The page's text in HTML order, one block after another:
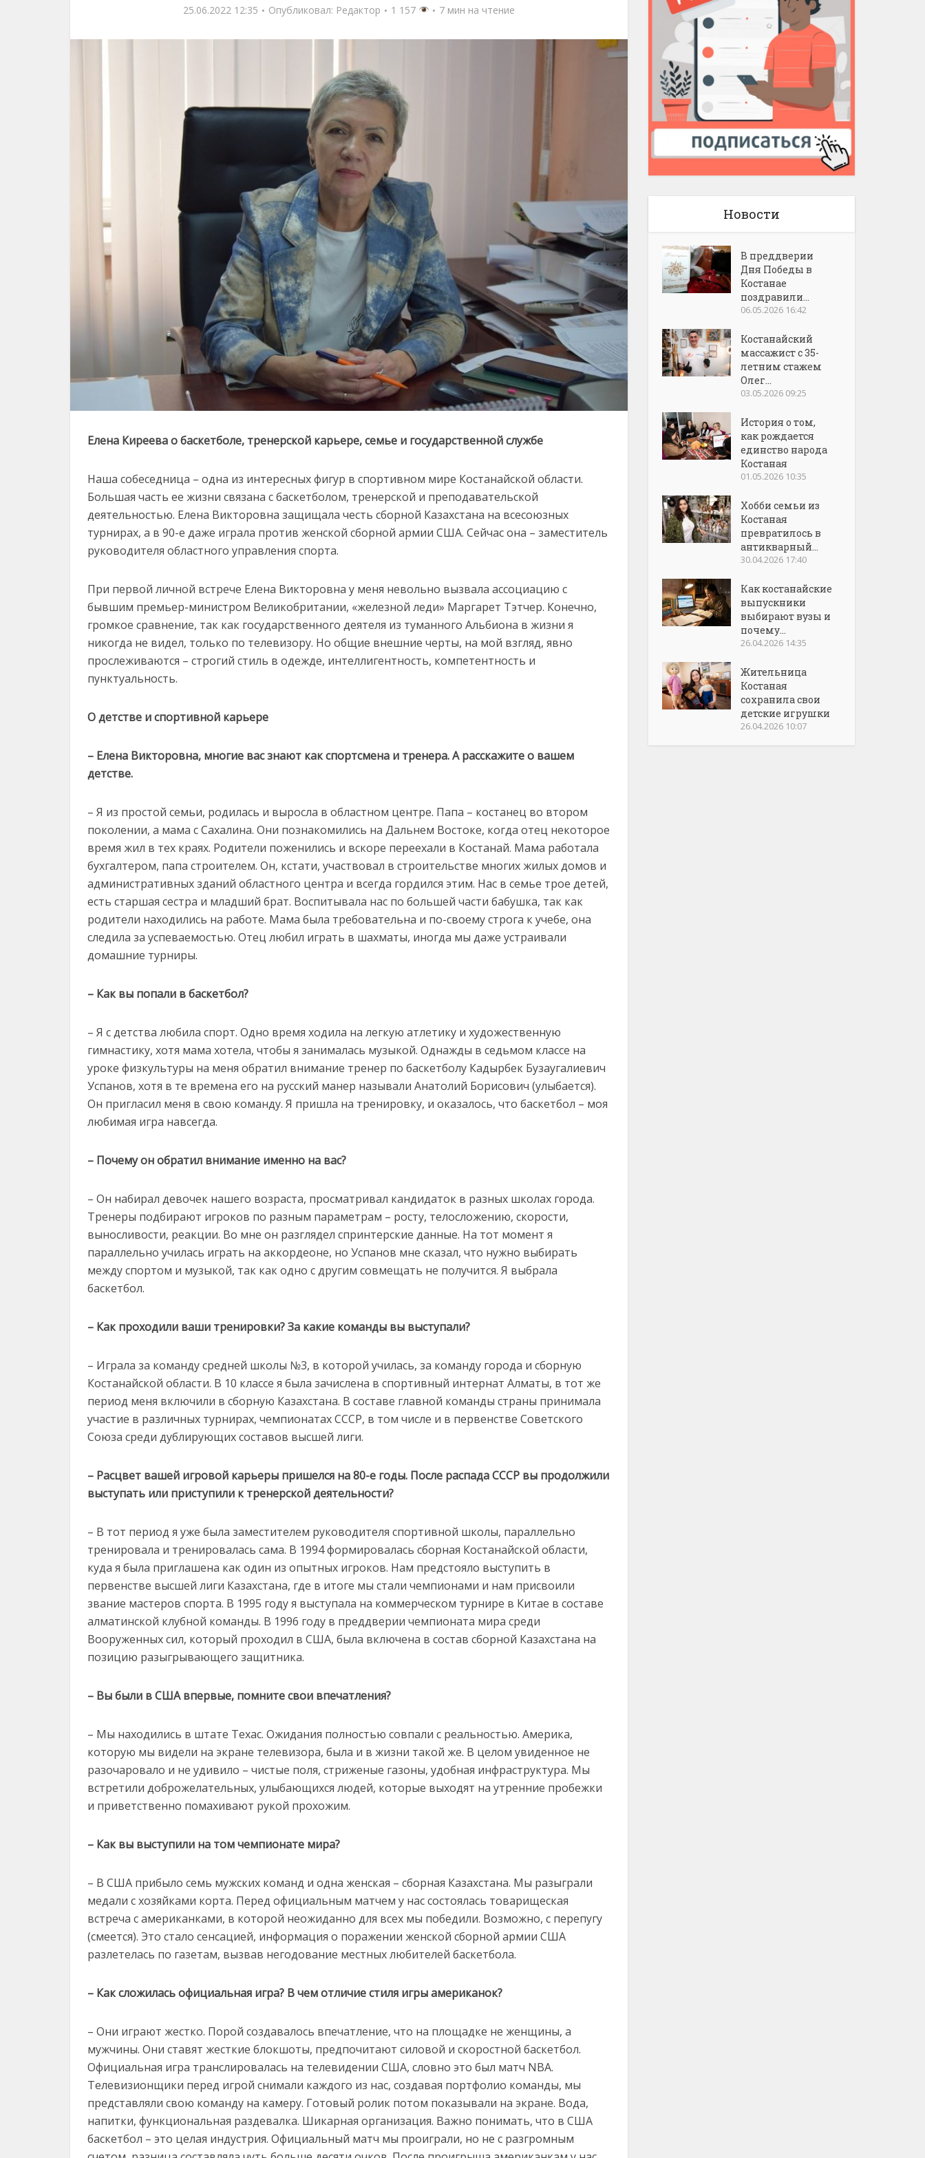
25.06.2022 12:35 Опубликовал: Редактор 1 157 7 мин на чтение
Елена Киреева о баскетболе, тренерской карьере, семье и государственной службе
Наша собеседница – одна из интересных фигур в спортивном мире Костанайской области.
Большая часть ее жизни связана с баскетболом, тренерской и преподавательской
деятельностью. Елена Викторовна защищала честь сборной Казахстана на всесоюзных
турнирах, а в 90-е даже играла против женской сборной армии США. Сейчас она – заместитель
руководителя областного управления спорта.
При первой личной встрече Елена Викторовна у меня невольно вызвала ассоциацию с
бывшим премьер-министром Великобритании, «железной леди» Маргарет Тэтчер. Конечно,
громкое сравнение, так как государственного деятеля из туманного Альбиона в жизни я
никогда не видел, только по телевизору. Но общие внешние черты, на мой взгляд, явно
прослеживаются – строгий стиль в одежде, интеллигентность, компетентность и
пунктуальность.
О детстве и спортивной карьере
– Елена Викторовна, многие вас знают как спортсмена и тренера. А расскажите о вашем
детстве.
– Я из простой семьи, родилась и выросла в областном центре. Папа – костанец во втором
поколении, а мама с Сахалина. Они познакомились на Дальнем Востоке, когда отец некоторое
время жил в тех краях. Родители поженились и вскоре переехали в Костанай. Мама работала
бухгалтером, папа строителем. Он, кстати, участвовал в строительстве многих жилых домов и
административных зданий областного центра и всегда гордился этим. Нас в семье трое детей,
есть старшая сестра и младший брат. Воспитывала нас по большей части бабушка, так как
родители находились на работе. Мама была требовательна и по-своему строга к учебе, она
следила за успеваемостью. Отец любил играть в шахматы, иногда мы даже устраивали
домашние турниры.
– Как вы попали в баскетбол?
– Я с детства любила спорт. Одно время ходила на легкую атлетику и художественную
гимнастику, хотя мама хотела, чтобы я занималась музыкой. Однажды в седьмом классе на
уроке физкультуры на меня обратил внимание тренер по баскетболу Кадырбек Бузаугалиевич
Успанов, хотя в те времена его на русский манер называли Анатолий Борисович (улыбается).
Он пригласил меня в свою команду. Я пришла на тренировку, и оказалось, что баскетбол – моя
любимая игра навсегда.
– Почему он обратил внимание именно на вас?
– Он набирал девочек нашего возраста, просматривал кандидаток в разных школах города.
Тренеры подбирают игроков по разным параметрам – росту, телосложению, скорости,
выносливости, реакции. Во мне он разглядел спринтерские данные. На тот момент я
параллельно училась играть на аккордеоне, но Успанов мне сказал, что нужно выбирать
между спортом и музыкой, так как одно с другим совмещать не получится. Я выбрала
баскетбол.
– Как проходили ваши тренировки? За какие команды вы выступали?
– Играла за команду средней школы №3, в которой училась, за команду города и сборную
Костанайской области. В 10 классе я была зачислена в спортивный интернат Алматы, в тот же
период меня включили в сборную Казахстана. В составе главной команды страны принимала
участие в различных турнирах, чемпионатах СССР, в том числе и в первенстве Советского
Союза среди дублирующих составов высшей лиги.
– Расцвет вашей игровой карьеры пришелся на 80-е годы. После распада СССР вы продолжили
выступать или приступили к тренерской деятельности?
– В тот период я уже была заместителем руководителя спортивной школы, параллельно
тренировала и тренировалась сама. В 1994 формировалась сборная Костанайской области,
куда я была приглашена как один из опытных игроков. Нам предстояло выступить в
первенстве высшей лиги Казахстана, где в итоге мы стали чемпионами и нам присвоили
звание мастеров спорта. В 1995 году я выступала на коммерческом турнире в Китае в составе
алматинской клубной команды. В 1996 году в преддверии чемпионата мира среди
Вооруженных сил, который проходил в США, была включена в состав сборной Казахстана на
позицию разыгрывающего защитника.
– Вы были в США впервые, помните свои впечатления?
– Мы находились в штате Техас. Ожидания полностью совпали с реальностью. Америка,
которую мы видели на экране телевизора, была и в жизни такой же. В целом увиденное не
разочаровало и не удивило – чистые поля, стриженые газоны, удобная инфраструктура. Мы
встретили доброжелательных, улыбающихся людей, которые выходят на утренние пробежки
и приветственно помахивают рукой прохожим.
– Как вы выступили на том чемпионате мира?
– В США прибыло семь мужских команд и одна женская – сборная Казахстана. Мы разыграли
медали с хозяйками корта. Перед официальным матчем у нас состоялась товарищеская
встреча с американками, в которой неожиданно для всех мы победили. Возможно, с перепугу
(смеется). Это стало сенсацией, информация о поражении женской сборной армии США
разлетелась по газетам, вызвав негодование местных любителей баскетбола.
– Как сложилась официальная игра? В чем отличие стиля игры американок?
– Они играют жестко. Порой создавалось впечатление, что на площадке не женщины, а
мужчины. Они ставят жесткие блокшоты, предпочитают силовой и скоростной баскетбол.
Официальная игра транслировалась на телевидении США, словно это был матч NBA.
Телевизионщики перед игрой снимали каждого из нас, создавая портфолио команды, мы
представляли свою команду на камеру. Готовый ролик потом показывали на экране. Вода,
напитки, функциональная раздевалка. Шикарная организация. Важно понимать, что в США
баскетбол – это целая индустрия. Официальный матч мы проиграли, но не с разгромным
Новости
В преддверии
Дня Победы в
Костанае
поздравили...
06.05.2026 16:42
Костанайский
массажист с 35-
летним стажем
Олег...
03.05.2026 09:25
История о том,
как рождается
единство народа
Костаная
01.05.2026 10:35
Хобби семьи из
Костаная
превратилось в
антикварный...
30.04.2026 17:40
Как костанайские
выпускники
выбирают вузы и
почему...
26.04.2026 14:35
Жительница
Костаная
сохранила свои
детские игрушки
26.04.2026 10:07